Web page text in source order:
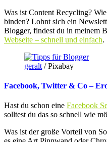
Was ist Content Recycling?
binden? Lohnt sich ein
Blogger, findest du in meinem
Webseite – schnell und einfach.
geralt / Pixabay
Facebook, Twitter & Co –
Hast du schon eine Facebook
solltest du das so schnell wie
Was ist der große Vorteil von